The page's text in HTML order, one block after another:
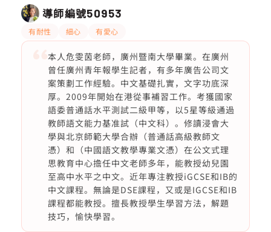
導師編號50953
有耐性 細心 有愛心
本人危雯茵老師，廣州暨南大學畢業。在廣州
曾任廣州青年報學生記者，有多年廣告公司文
案策劃工作經驗。中文基礎扎實，文字功底深
厚。2009年開始在港從事補習工作。考獲國家
語委普通話水平測試二級甲等，以5星等級通過
教師語文能力基准試（中文科）。修讀浸會大
學與北京師範大學合辦（普通話高級教師文
憑）和（中國語文教學專業文憑）在公文式理
思教育中心擔任中文老師多年，能教授幼兒園
至高中水平之中文。近年專注教授iGCSE和IB的
中文課程。無論是DSE課程，又或是IGCSE和IB
課程都能教授。擅長教授學生學習方法，解題
技巧，愉快學習。